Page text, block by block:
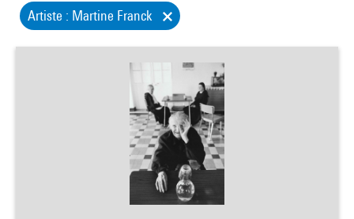
Artiste : Martine Franck